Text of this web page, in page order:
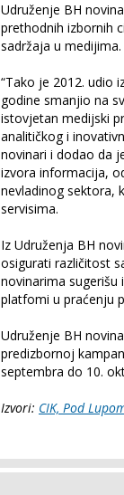
Udruženje BH
prethodnih izbornih
sadržaja u medijima.
“Tako je 2012. udio
godine smanjio na
istovjetan medijski
analitičkog i
novinari i dodao da
izvora informacija,
nevladinog sektora,
servisima.
Iz Udruženja BH
osigurati različitost
novinarima sugerišu
platfomi u praćenju
Udruženje BH
predizbornoj
septembra do 10.
Izvori: CIK, Pod